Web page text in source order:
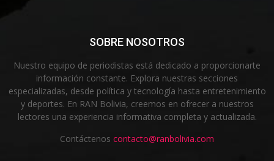
SOBRE NOSOTROS
Nuestro equipo de periodistas está dedicado a proporcionarte
información constante. Explora nuestras secciones
especializadas, desde política y tecnología hasta entretenimiento
y deportes. En RAN Bolivia, creemos en ofrecer a nuestros
lectores una experiencia informativa completa y actualizada.
Contáctenos contacto@ranbolivia.com